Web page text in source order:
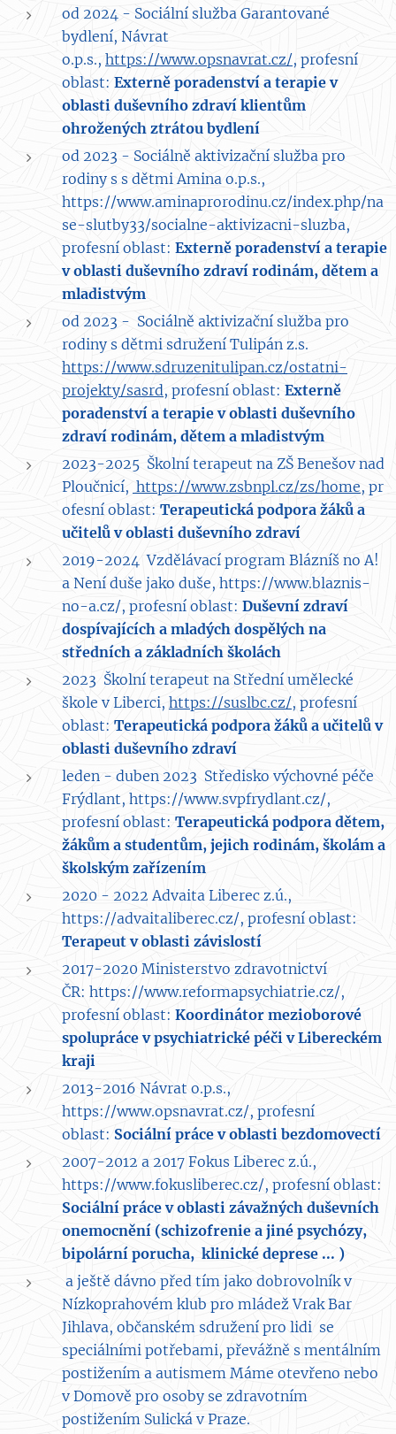
od 2024 - Sociální služba Garantované
bydlení, Návrat
o.p.s., https://www.opsnavrat.cz/, profesní
oblast: Externě poradenství a terapie v
oblasti duševního zdraví klientům
ohrožených ztrátou bydlení
od 2023 - Sociálně aktivizační služba pro
rodiny s s dětmi Amina o.p.s.,
https://www.aminaprorodinu.cz/index.php/na
se-slutby33/socialne-aktivizacni-sluzba,
profesní oblast: Externě poradenství a terapie
v oblasti duševního zdraví rodinám, dětem a
mladistvým
od 2023 - Sociálně aktivizační služba pro
rodiny s dětmi sdružení Tulipán z.s.
https://www.sdruzenitulipan.cz/ostatni-
projekty/sasrd, profesní oblast: Externě
poradenství a terapie v oblasti duševního
zdraví rodinám, dětem a mladistvým
2023-2025 Školní terapeut na ZŠ Benešov nad
Ploučnicí, https://www.zsbnpl.cz/zs/home, pr
ofesní oblast: Terapeutická podpora žáků a
učitelů v oblasti duševního zdraví
2019-2024 Vzdělávací program Blázníš no A!
a Není duše jako duše, https://www.blaznis-
no-a.cz/, profesní oblast: Duševní zdraví
dospívajících a mladých dospělých na
středních a základních školách
2023 Školní terapeut na Střední umělecké
škole v Liberci, https://suslbc.cz/, profesní
oblast: Terapeutická podpora žáků a učitelů v
oblasti duševního zdraví
leden - duben 2023 Středisko výchovné péče
Frýdlant, https://www.svpfrydlant.cz/,
profesní oblast: Terapeutická podpora dětem,
žákům a studentům, jejich rodinám, školám a
školským zařízením
2020 - 2022 Advaita Liberec z.ú.,
https://advaitaliberec.cz/, profesní oblast:
Terapeut v oblasti závislostí
2017-2020 Ministerstvo zdravotnictví
ČR: https://www.reformapsychiatrie.cz/,
profesní oblast: Koordinátor mezioborové
spolupráce v psychiatrické péči v Libereckém
kraji
2013-2016 Návrat o.p.s.,
https://www.opsnavrat.cz/, profesní
oblast: Sociální práce v oblasti bezdomovectí
2007-2012 a 2017 Fokus Liberec z.ú.,
https://www.fokusliberec.cz/, profesní oblast:
Sociální práce v oblasti závažných duševních
onemocnění (schizofrenie a jiné psychózy,
bipolární porucha, klinické deprese ... )
a ještě dávno před tím jako dobrovolník v
Nízkoprahovém klub pro mládež Vrak Bar
Jihlava, občanském sdružení pro lidi se
speciálními potřebami, převážně s mentálním
postižením a autismem Máme otevřeno nebo
v Domově pro osoby se zdravotním
postižením Sulická v Praze.